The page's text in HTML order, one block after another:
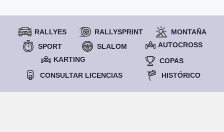
RALLYES RALLYSPRINT
MONTAÑA
SPORT
SLALOM
AUTOCROSS
KARTING
COPAS
CONSULTAR LICENCIAS
HISTÓRICO